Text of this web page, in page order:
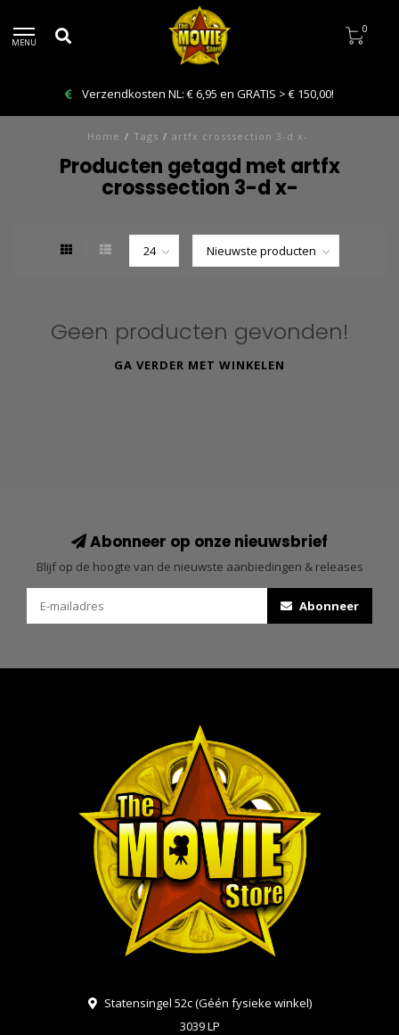
MENU
0
Verzendkosten NL: € 6,95 en GRATIS > € 150,00!
Home / Tags / artfx crosssection 3-d x-
Producten getagd met artfx
crosssection 3-d x-
Geen producten gevonden!
GA VERDER MET WINKELEN
Abonneer op onze nieuwsbrief
Blijf op de hoogte van de nieuwste aanbiedingen & releases
Abonneer
Statensingel 52c (Géén fysieke winkel)
3039 LP